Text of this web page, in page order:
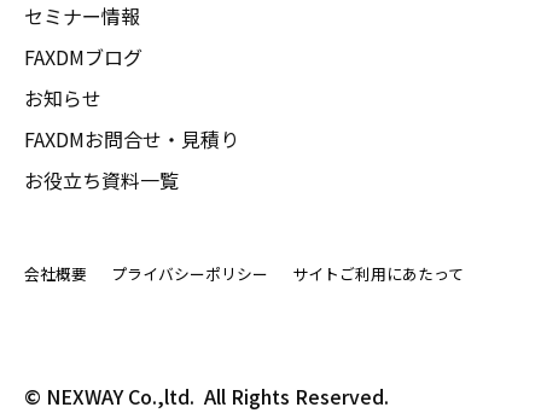
セミナー情報
FAXDMブログ
お知らせ
FAXDMお問合せ・見積り
お役立ち資料一覧
会社概要 プライバシーポリシー サイトご利用にあたって
© NEXWAY Co.,ltd.  All Rights Reserved.